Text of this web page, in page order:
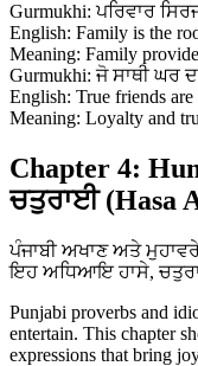
Gurmukhi: ਪਰਿਵਾਰ
English: Family is the
Meaning: Family
Gurmukhi: ਜੋ ਸਾਥੀ ਘਰ
English: True friends
Meaning: Loyalty and
Chapter 4:
ਚਤੁਰਾਈ (Hasa
ਪੰਜਾਬੀ ਅਖਾਣ ਅਤੇ
ਇਹ ਅਧਿਆਇ ਹਾਸੇ,
Punjabi proverbs and
entertain. This chapter
expressions that bring